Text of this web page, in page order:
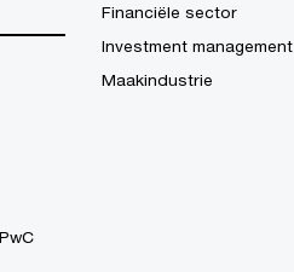
Financiële sector
Investment management
Maakindustrie